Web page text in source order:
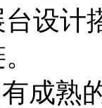
设计
成熟